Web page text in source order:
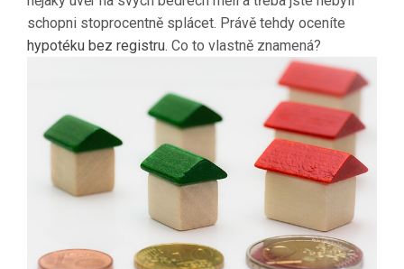
schopni stoprocentně splácet. Právě tehdy oceníte
hypotéku bez registru. Co to vlastně znamená?